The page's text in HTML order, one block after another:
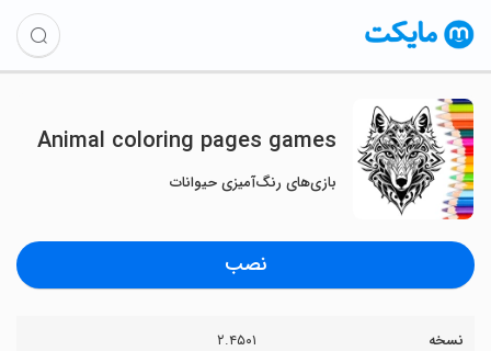
Animal coloring pages games
بازی‌های رنگ‌آمیزی حیوانات
نصب
نسخه ۲.۴۵۰۱